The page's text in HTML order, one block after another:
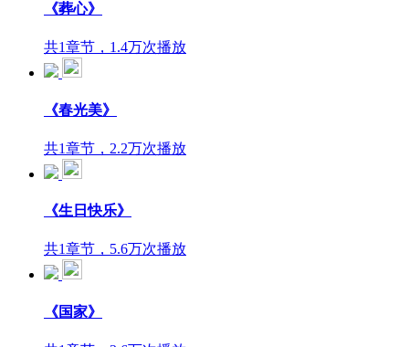
《葬心》
共1章节，1.4万次播放
《春光美》
共1章节，2.2万次播放
《生日快乐》
共1章节，5.6万次播放
《国家》